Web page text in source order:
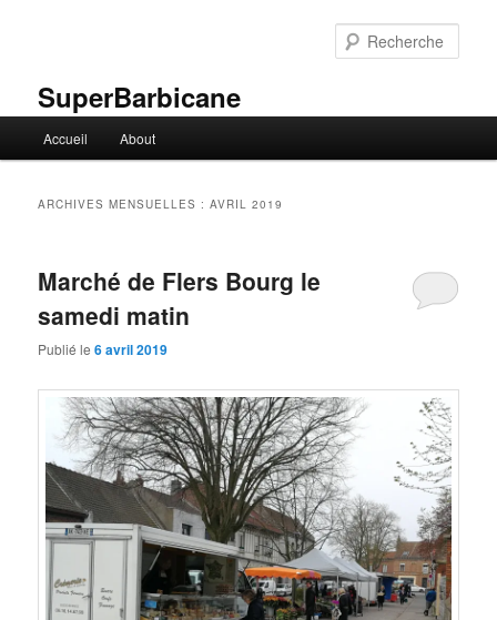
SuperBarbicane
principal
Accueil About
ARCHIVES MENSUELLES :AVRIL 2019
Marché de Flers Bourg le
samedi matin
Publié le6 avril 2019